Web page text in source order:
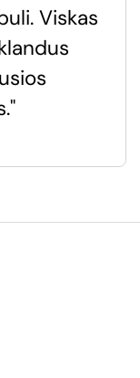
Viskas